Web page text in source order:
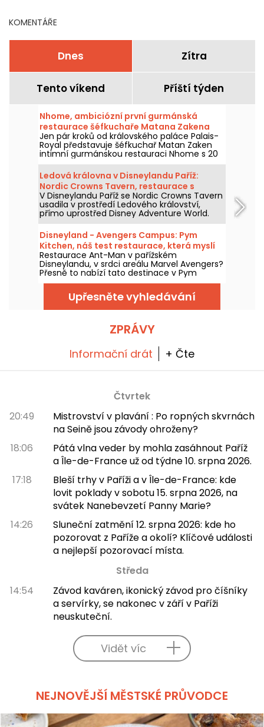
KOMENTÁŘE
Dnes Zítra
Tento víkend Příští týden
Nhome, ambiciózní první gurmánská
restaurace šéfkuchaře Matana Zakena
Jen pár kroků od královského paláce Palais-
Royal představuje šéfkuchař Matan Zaken
intimní gurmánskou restauraci Nhome s 20
místy a jedinečným a ambiciózním
degustačním menu.
Ledová královna v Disneylandu Paříž:
Nordic Crowns Tavern, restaurace s
autentickými severskými specialitami
V Disneylandu Paříž se Nordic Crowns Tavern
usadila v prostředí Ledového království,
přímo uprostřed Disney Adventure World.
Tento nový restaurant, laděný do
skandinávského stylu, nabízí návštěvníkům
pokračování zážitku z Arendelle
prostřednictvím atmosféry, dekorací a
speciální nabídky jídel připravené právě pro
tuto část parku. Vyzkoušeli jsme a máme
vám co povědět!
Disneyland - Avengers Campus: Pym
Kitchen, náš test restaurace, která myslí
ve velkém i v malém
Restaurace Ant-Man v pařížském
Disneylandu, v srdci areálu Marvel Avengers?
Přesně to nabízí tato destinace v Pym
Kitchen, novém bufetu "all-you-can-eat" s
neúměrně velkými produkty v obřích nebo
miniaturních verzích. Je to zábavný a hravý
způsob, jak si vychutnat jídlo pro tuto
laboratoří doktora Hanka Pyma. Vyzkoušeli
jsme to a všechno vám o tom povíme!
Upřesněte vyhledávání
ZPRÁVY
Informační drát + Čte
Čtvrtek
20:49
Mistrovství v plavání : Po ropných skvrnách
na Seině jsou závody ohroženy?
18:06
Pátá vlna veder by mohla zasáhnout Paříž
a Île-de-France už od týdne 10. srpna 2026.
17:18
Bleší trhy v Paříži a v Île-de-France: kde
lovit poklady v sobotu 15. srpna 2026, na
svátek Nanebevzetí Panny Marie?
14:26
Sluneční zatmění 12. srpna 2026: kde ho
pozorovat z Paříže a okolí? Klíčové události
a nejlepší pozorovací místa.
Středa
14:54
Závod kaváren, ikonický závod pro číšníky
a servírky, se nakonec v září v Paříži
neuskuteční.
Vidět víc
NEJNOVĚJŠÍ MĚSTSKÉ PRŮVODCE